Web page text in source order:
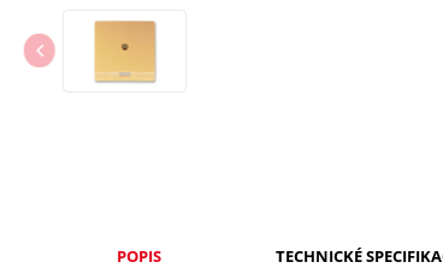
POPIS TECHNICKÉ